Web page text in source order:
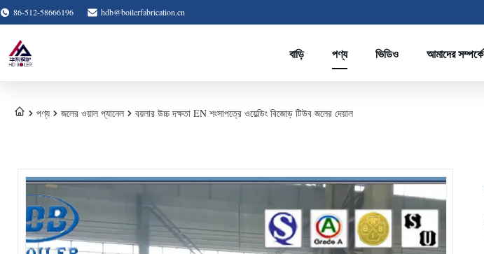
86-512-58666196 hdb@boilerfabrication.cn
বাড়ি পণ্য ভিডিও আমাদের সম্পর্কে
পণ্য জলের ওয়াল প্যানেল বয়লার উচ্চ দক্ষতা EN শংসাপত্রে ওয়েল্ডিং বিজোড় টিউব জলের দেয়াল